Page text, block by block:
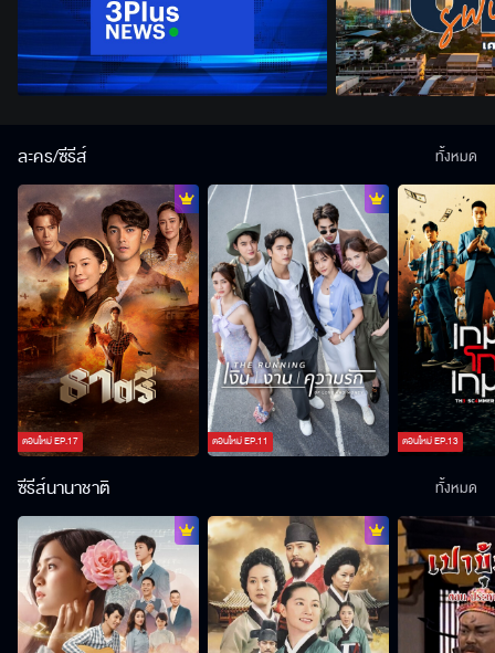
ละคร/ซีรีส์
ตอนใหม่EP.17 ตอนใหม่EP.11 ตอนใหม่EP.13
ทั้งหมด
ซีรีส์นานาชาติ ทั้งหมด